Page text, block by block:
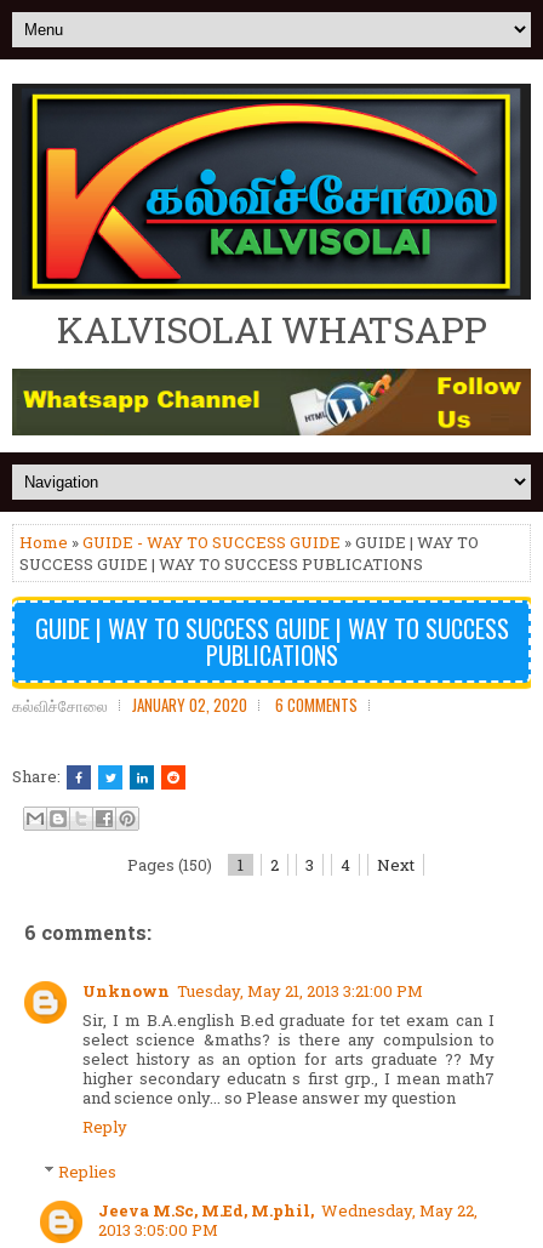
KALVISOLAI WHATSAPP
Home »GUIDE - WAY TO SUCCESS GUIDE » GUIDE | WAY TO
SUCCESS GUIDE | WAY TO SUCCESS PUBLICATIONS
GUIDE | WAY TO SUCCESS GUIDE | WAY TO SUCCESS
PUBLICATIONS
கல்விச்சோலை JANUARY 02, 2020 6 COMMENTS
Share:
Pages (150) 1 2 3 4 Next
6 comments:
Unknown Tuesday, May 21, 2013 3:21:00 PM
Sir, I m B.A.english B.ed graduate for tet exam can I
select science &maths? is there any compulsion to
select history as an option for arts graduate ?? My
higher secondary educatn s first grp., I mean math7
and science only... so Please answer my question
Reply
Replies
Jeeva M.Sc, M.Ed, M.phil, Wednesday, May 22,
2013 3:05:00 PM